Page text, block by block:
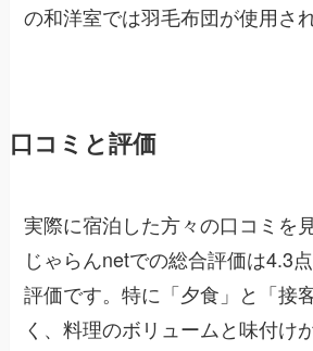
の和洋室では羽毛布団が使用さ
口コミと評価
実際に宿泊した方々の口コミを
じゃらんnetでの総合評価は4.3
評価です。特に「夕食」と「接
く、料理のボリュームと味付け